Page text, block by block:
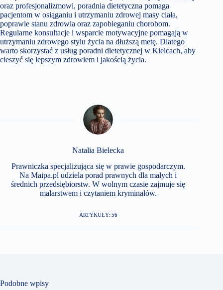
oraz profesjonalizmowi, poradnia dietetyczna pomaga
pacjentom w osiąganiu i utrzymaniu zdrowej masy ciała,
poprawie stanu zdrowia oraz zapobieganiu chorobom.
Regularne konsultacje i wsparcie motywacyjne pomagają w
utrzymaniu zdrowego stylu życia na dłuższą metę. Dlatego
warto skorzystać z usług poradni dietetycznej w Kielcach, aby
cieszyć się lepszym zdrowiem i jakością życia.
Natalia Bielecka
Prawniczka specjalizująca się w prawie gospodarczym.
Na Maipa.pl udziela porad prawnych dla małych i
średnich przedsiębiorstw. W wolnym czasie zajmuje się
malarstwem i czytaniem kryminałów.
ARTYKUŁY: 56
Podobne wpisy